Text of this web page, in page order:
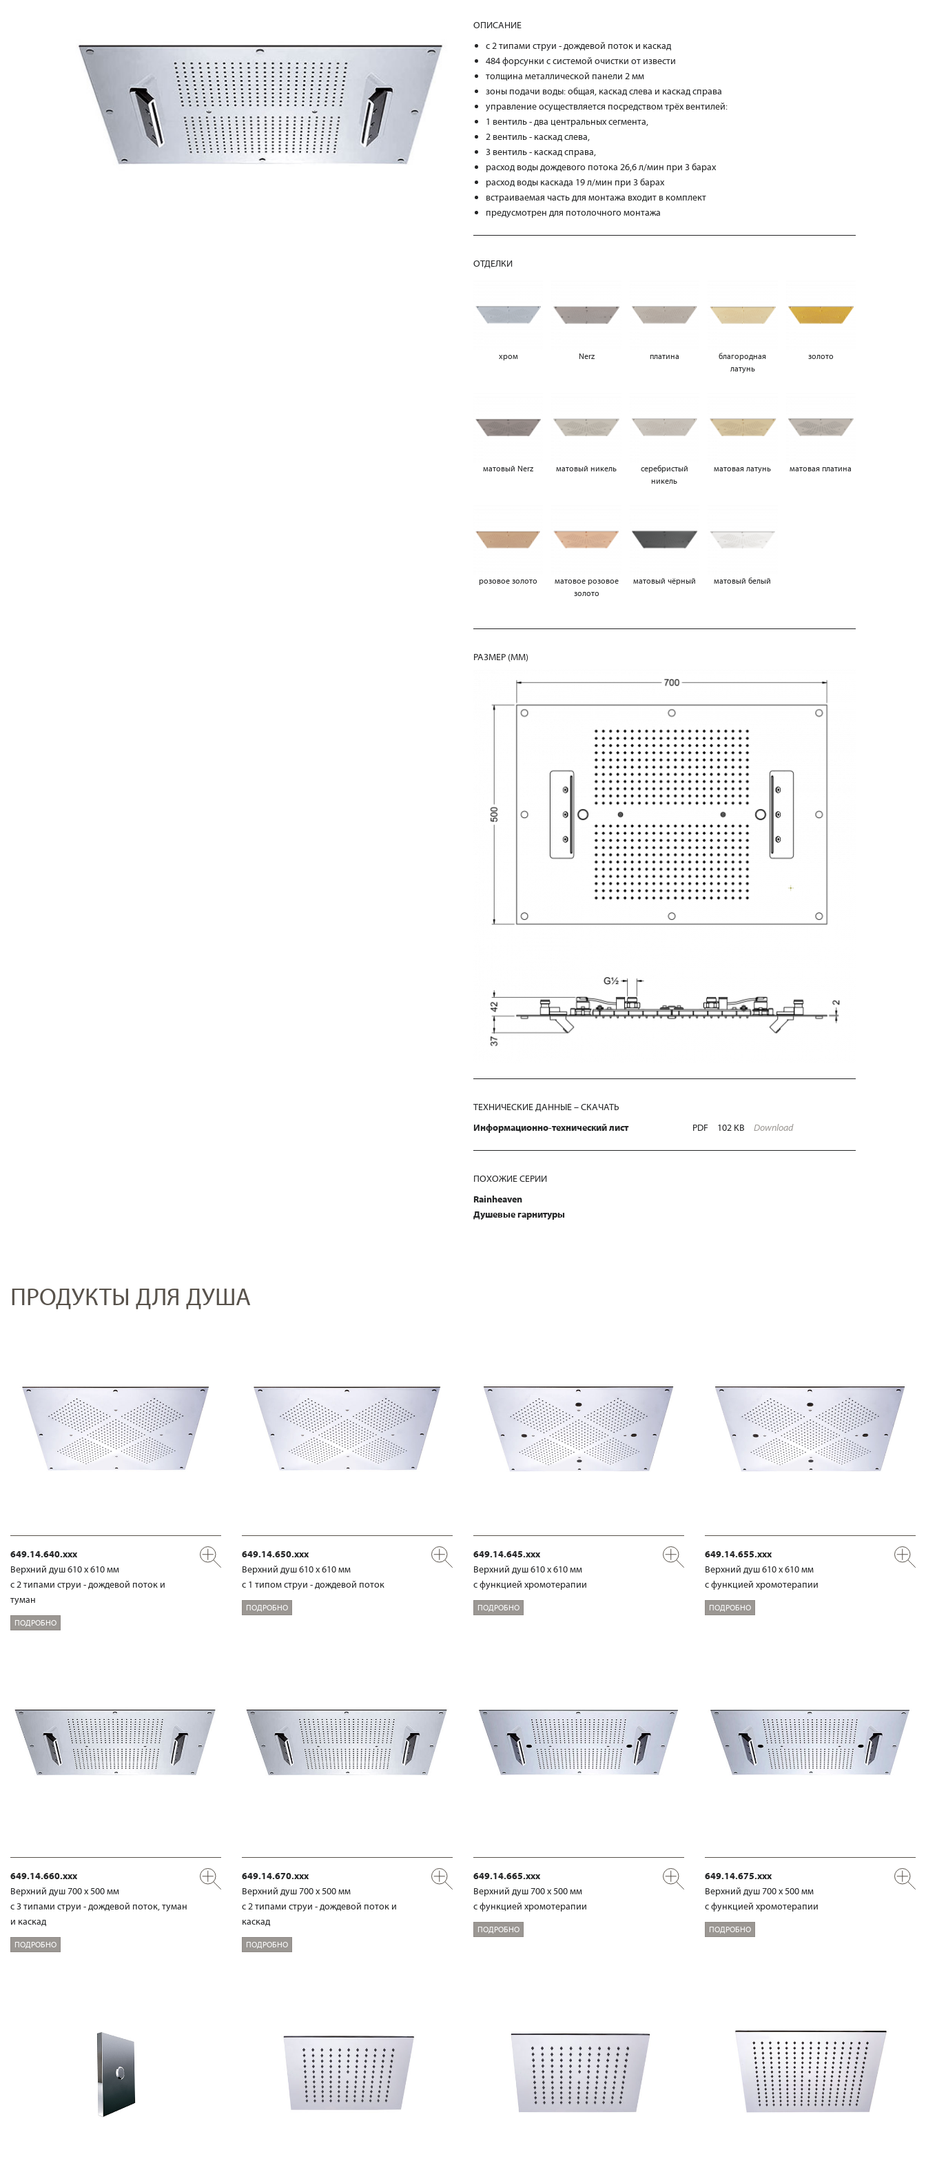
ОПИСАНИЕ
с 2 типами струи - дождевой поток и каскад
484 форсунки с системой очистки от извести
толщина металлической панели 2 мм
зоны подачи воды: общая, каскад слева и каскад справа
управление осуществляется посредством трёх вентилей:
1 вентиль - два центральных сегмента,
2 вентиль - каскад слева,
3 вентиль - каскад справа,
расход воды дождевого потока 26,6 л/мин при 3 барах
расход воды каскада 19 л/мин при 3 барах
встраиваемая часть для монтажа входит в комплект
предусмотрен для потолочного монтажа
ОТДЕЛКИ
хром Nerz платина
благородная
латунь
золото
матовый Nerz матовый никель
серебристый
никель
матовая латунь матовая платина
розовое золото
матовое розовое
золото
матовый чёрный матовый белый
РАЗМЕР (MM)
ТЕХНИЧЕСКИЕ ДАННЫЕ – СКАЧАТЬ
Информационно-технический лист
PDF 102 KB Download
ПОХОЖИЕ СЕРИИ
Rainheaven
Душевые гарнитуры
ПРОДУКТЫ ДЛЯ ДУША
649.14.640.xxx
Верхний душ 610 х 610 мм
с 2 типами струи - дождевой поток и
туман
ПОДРОБНО
649.14.650.xxx
Верхний душ 610 х 610 мм
с 1 типом струи - дождевой поток
ПОДРОБНО
649.14.645.xxx
Верхний душ 610 х 610 мм
с функцией хромотерапии
ПОДРОБНО
649.14.655.xxx
Верхний душ 610 х 610 мм
с функцией хромотерапии
ПОДРОБНО
649.14.660.xxx
Верхний душ 700 х 500 мм
с 3 типами струи - дождевой поток, туман
и каскад
ПОДРОБНО
649.14.670.xxx
Верхний душ 700 х 500 мм
с 2 типами струи - дождевой поток и
каскад
ПОДРОБНО
649.14.665.xxx
Верхний душ 700 х 500 мм
с функцией хромотерапии
ПОДРОБНО
649.14.675.xxx
Верхний душ 700 х 500 мм
с функцией хромотерапии
ПОДРОБНО